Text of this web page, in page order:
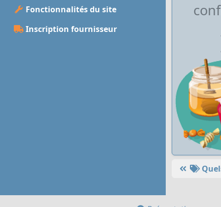
Fonctionnalités du site
Inscription fournisseur